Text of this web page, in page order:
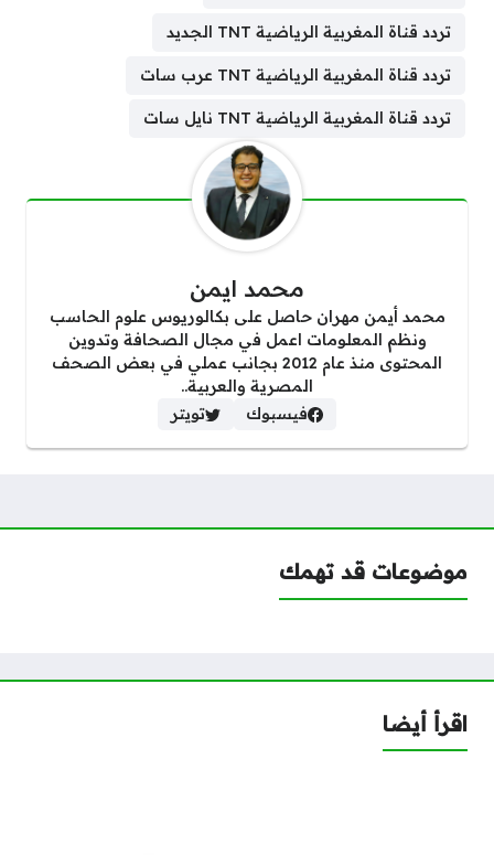
تردد قناة المغربية الرياضية TNT الجديد
تردد قناة المغربية الرياضية TNT عرب سات
تردد قناة المغربية الرياضية TNT نايل سات
محمد ايمن
محمد أيمن مهران حاصل على بكالوريوس علوم الحاسب
ونظم المعلومات اعمل في مجال الصحافة وتدوين
المحتوى منذ عام 2012 بجانب عملي في بعض الصحف
المصرية والعربية..
فيسبوك
تويتر
موضوعات قد تهمك
اقرأ أيضا